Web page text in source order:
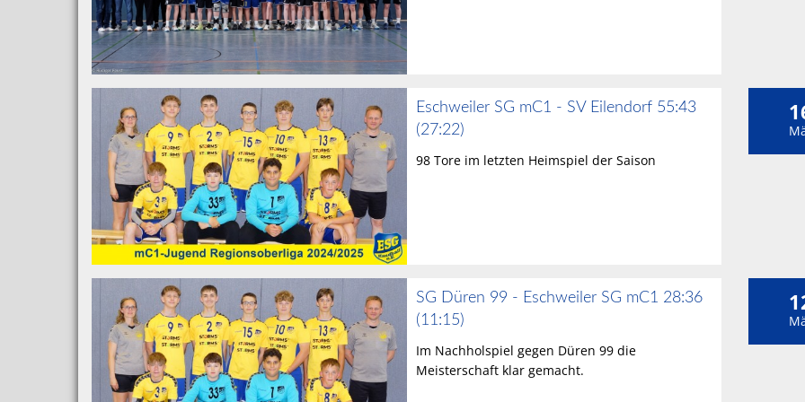
Eschweiler SG mC1 - SV Eilendorf 55:43
(27:22)
98 Tore im letzten Heimspiel der Saison
SG Düren 99 - Eschweiler SG mC1 28:36
(11:15)
Im Nachholspiel gegen Düren 99 die
Meisterschaft klar gemacht.